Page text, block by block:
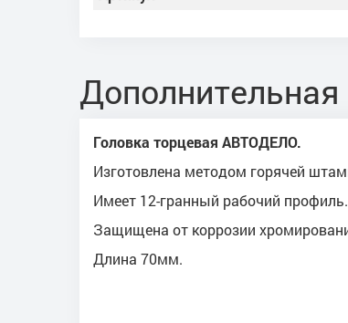
Головка торцевая АВТОДЕЛО.
Изготовлена методом горячей
Имеет 12-гранный рабочий профиль.
Защищена от коррозии
Длина 70мм.